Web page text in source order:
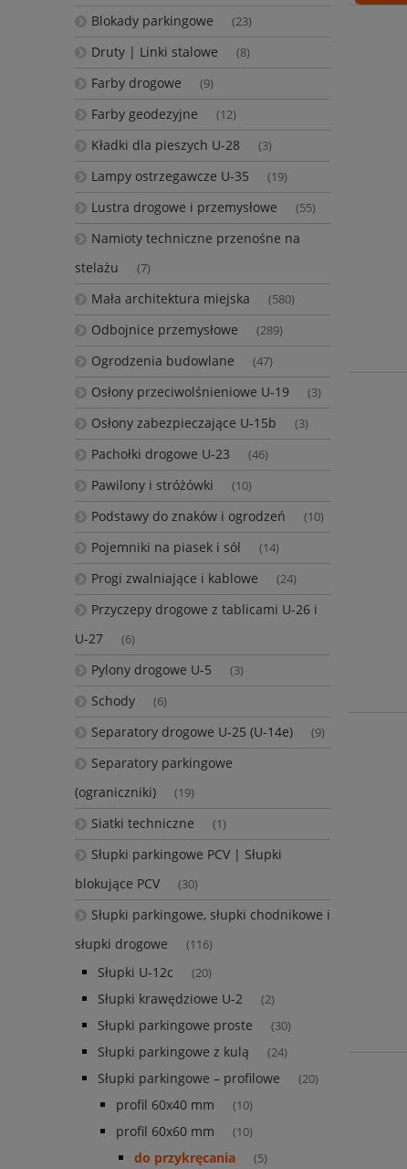
Blokady parkingowe (23)
Druty | Linki stalowe (8)
Farby drogowe (9)
Farby geodezyjne (12)
Kładki dla pieszych U-28 (3)
Lampy ostrzegawcze U-35 (19)
Lustra drogowe i przemysłowe (55)
Namioty techniczne przenośne na
stelażu
(7)
Mała architektura miejska (580)
Odbojnice przemysłowe (289)
Ogrodzenia budowlane (47)
Osłony przeciwolśnieniowe U-19 (3)
Osłony zabezpieczające U-15b (3)
Pachołki drogowe U-23 (46)
Pawilony i stróżówki (10)
Podstawy do znaków i ogrodzeń (10)
Pojemniki na piasek i sól (14)
Progi zwalniające i kablowe (24)
Przyczepy drogowe z tablicami U-26 i
U-27
(6)
Pylony drogowe U-5 (3)
Schody (6)
Separatory drogowe U-25 (U-14e) (9)
Separatory parkingowe
(ograniczniki)
(19)
Siatki techniczne (1)
Słupki parkingowe PCV | Słupki
blokujące PCV
(30)
Słupki parkingowe, słupki chodnikowe i
słupki drogowe
(116)
Słupki U-12c (20)
Słupki krawędziowe U-2 (2)
Słupki parkingowe proste (30)
Słupki parkingowe z kulą (24)
Słupki parkingowe – profilowe (20)
profil 60x40 mm (10)
profil 60x60 mm (10)
do przykręcania (5)